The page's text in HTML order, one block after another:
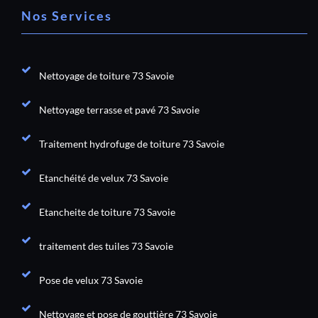
Nos Services
Nettoyage de toiture 73 Savoie
Nettoyage terrasse et pavé 73 Savoie
Traitement hydrofuge de toiture 73 Savoie
Etanchéité de velux 73 Savoie
Etancheite de toiture 73 Savoie
traitement des tuiles 73 Savoie
Pose de velux 73 Savoie
Nettoyage et pose de gouttière 73 Savoie